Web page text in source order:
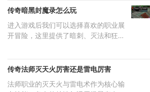
传奇暗黑封魔录怎么玩
进入游戏后我们可以选择喜欢的职业展
开冒险，这里提供了暗刺、灭法和狂战
传奇法师灭天火厉害还是雷电厉害
法师职业的灭天火与雷电术作为核心输